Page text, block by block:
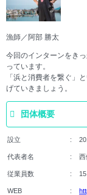
漁師／阿部 勝太
今回のインターンをき
っています。
「浜と消費者を繋ぐ」
げていきましょう。
団体概要
設立
代表者名 西
従業員数 15
WEB